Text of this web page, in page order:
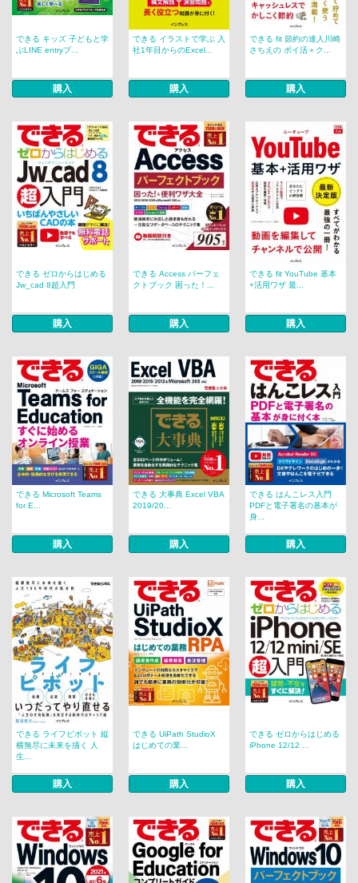
できる キッズ 子どもと学
ぶLINE entryプ...
購入
できる イラストで学ぶ 入
社1年目からのExcel...
購入
できる fit 節約の達人川崎
さちえの ポイ活＋ク...
購入
できる ゼロからはじめる
Jw_cad 8超入門
購入
できる Access パーフェ
クトブック 困った！...
購入
できる fit YouTube 基本
+活用ワザ 最...
購入
できる Microsoft Teams
for E...
購入
できる 大事典 Excel VBA
2019/20...
購入
できる はんこレス入門
PDFと電子署名の基本が
身...
購入
できる ライフピボット 縦
横無尽に未来を描く 人
生...
購入
できる UiPath StudioX
はじめての業...
購入
できる ゼロからはじめる
iPhone 12/12 ...
購入